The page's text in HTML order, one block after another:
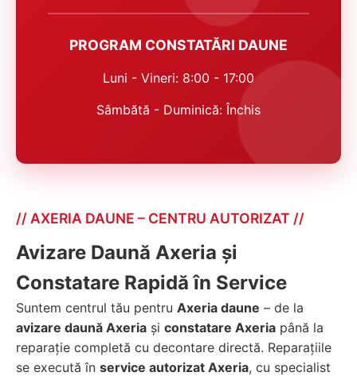
PROGRAM CONSTATĂRI DAUNE
Luni - Vineri: 8:00 - 17:00
Sâmbătă - Duminică: Închis
// AXERIA DAUNE – CENTRU AUTORIZAT //
Avizare Daună Axeria și
Constatare Rapidă în Service
Suntem centrul tău pentru Axeria daune – de la
avizare daună Axeria și constatare Axeria până la
reparație completă cu decontare directă. Reparațiile
se execută în service autorizat Axeria, cu specialist